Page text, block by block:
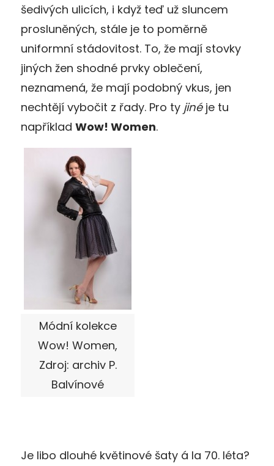
šedivých ulicích, i když teď už sluncem
prosluněných, stále je to poměrně
uniformní stádovitost. To, že mají stovky
jiných žen shodné prvky oblečení,
neznamená, že mají podobný vkus, jen
nechtějí vybočit z řady. Pro ty jinéje tu
například Wow! Women.
Módní kolekce
Wow! Women,
Zdroj: archiv P.
Balvínové
Je libo dlouhé květinové šaty á la 70. léta?